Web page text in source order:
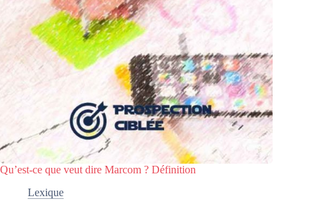
Qu’est-ce que veut dire Marcom ? Définition
Lexique